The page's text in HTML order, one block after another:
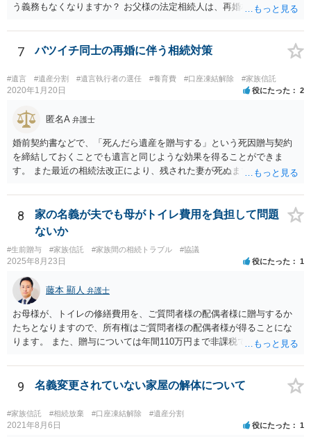
う義務もなくなりますか？ お父様の法定相続人は、再婚相手とご相談
戸籍がどこにあるのかは関係ありません。 ただし、お父様が亡くなっ
たことを知ってから３か月以内に家庭裁判所にて「相続放棄」の手続
7 バツイチ同士の再婚に伴う相続対策
#遺言 #遺産分割 #遺言執行者の選任 #養育費 #口座凍結解除 #家族信託
2020年1月20日 役にたった 2
匿名A 弁護士
婚前契約書などで、「死んだら遺産を贈与する」という死因贈与契約
を締結しておくことでも遺言と同じような効果を得ることができま
す。 また最近の相続法改正により、残された妻が死ぬまで家に住み続
で、その制度を活用する方法も考えられます。 もし契約書の作成まで
視野に入れておられる場合は、お近くの弁護士、できれば相続に強い
弁護士にご相談なさるとよいでしょう。
8
家の名義が夫でも母がトイレ費用を負担して問題
ないか
#生前贈与 #家族信託 #家族間の相続トラブル #協議
2025年8月23日 役にたった 1
藤本 顯人 弁護士
お母様が、トイレの修繕費用を、ご質問者様の配偶者様に贈与するか
たちとなりますので、所有権はご質問者様の配偶者様が得ることにな
ります。 また、贈与については年間110万円まで非課税であり、トイ
9 名義変更されていない家屋の解体について
#家族信託 #相続放棄 #口座凍結解除 #遺産分割
2021年8月6日 役にたった 1